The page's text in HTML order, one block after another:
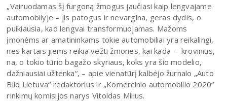
„Vairuodamas šį furgoną žmogus jaučiasi kaip lengvajame
automobilyje – jis patogus ir nevargina, geras dydis, o
puikiausia, kad lengvai transformuojamas. Mažoms
įmonėms ar amatininkams tokie automobiliai yra reikalingi,
nes kartais jiems reikia vežti žmones, kai kada – krovinius,
na, o tokio tūrio bagažo skyriaus, koks yra šio modelio,
dažniausiai užtenka“, – apie vienatūrį kalbėjo žurnalo „Auto
Bild Lietuva“ redaktorius ir „Komercinio automobilio 2020“
rinkimų komisijos narys Vitoldas Milius.